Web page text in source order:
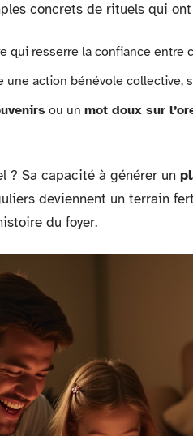
concrets de rituels qui
qui resserre la confiance entre
une action bénévole collective,
ou un mot doux sur
? Sa capacité à générer un
deviennent un terrain
du foyer.